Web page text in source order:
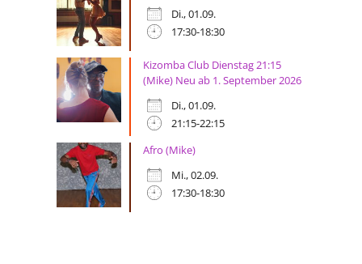
Di., 01.09.
17:30-18:30
Kizomba Club Dienstag 21:15
(Mike) Neu ab 1. September 2026
Di., 01.09.
21:15-22:15
Afro (Mike)
Mi., 02.09.
17:30-18:30